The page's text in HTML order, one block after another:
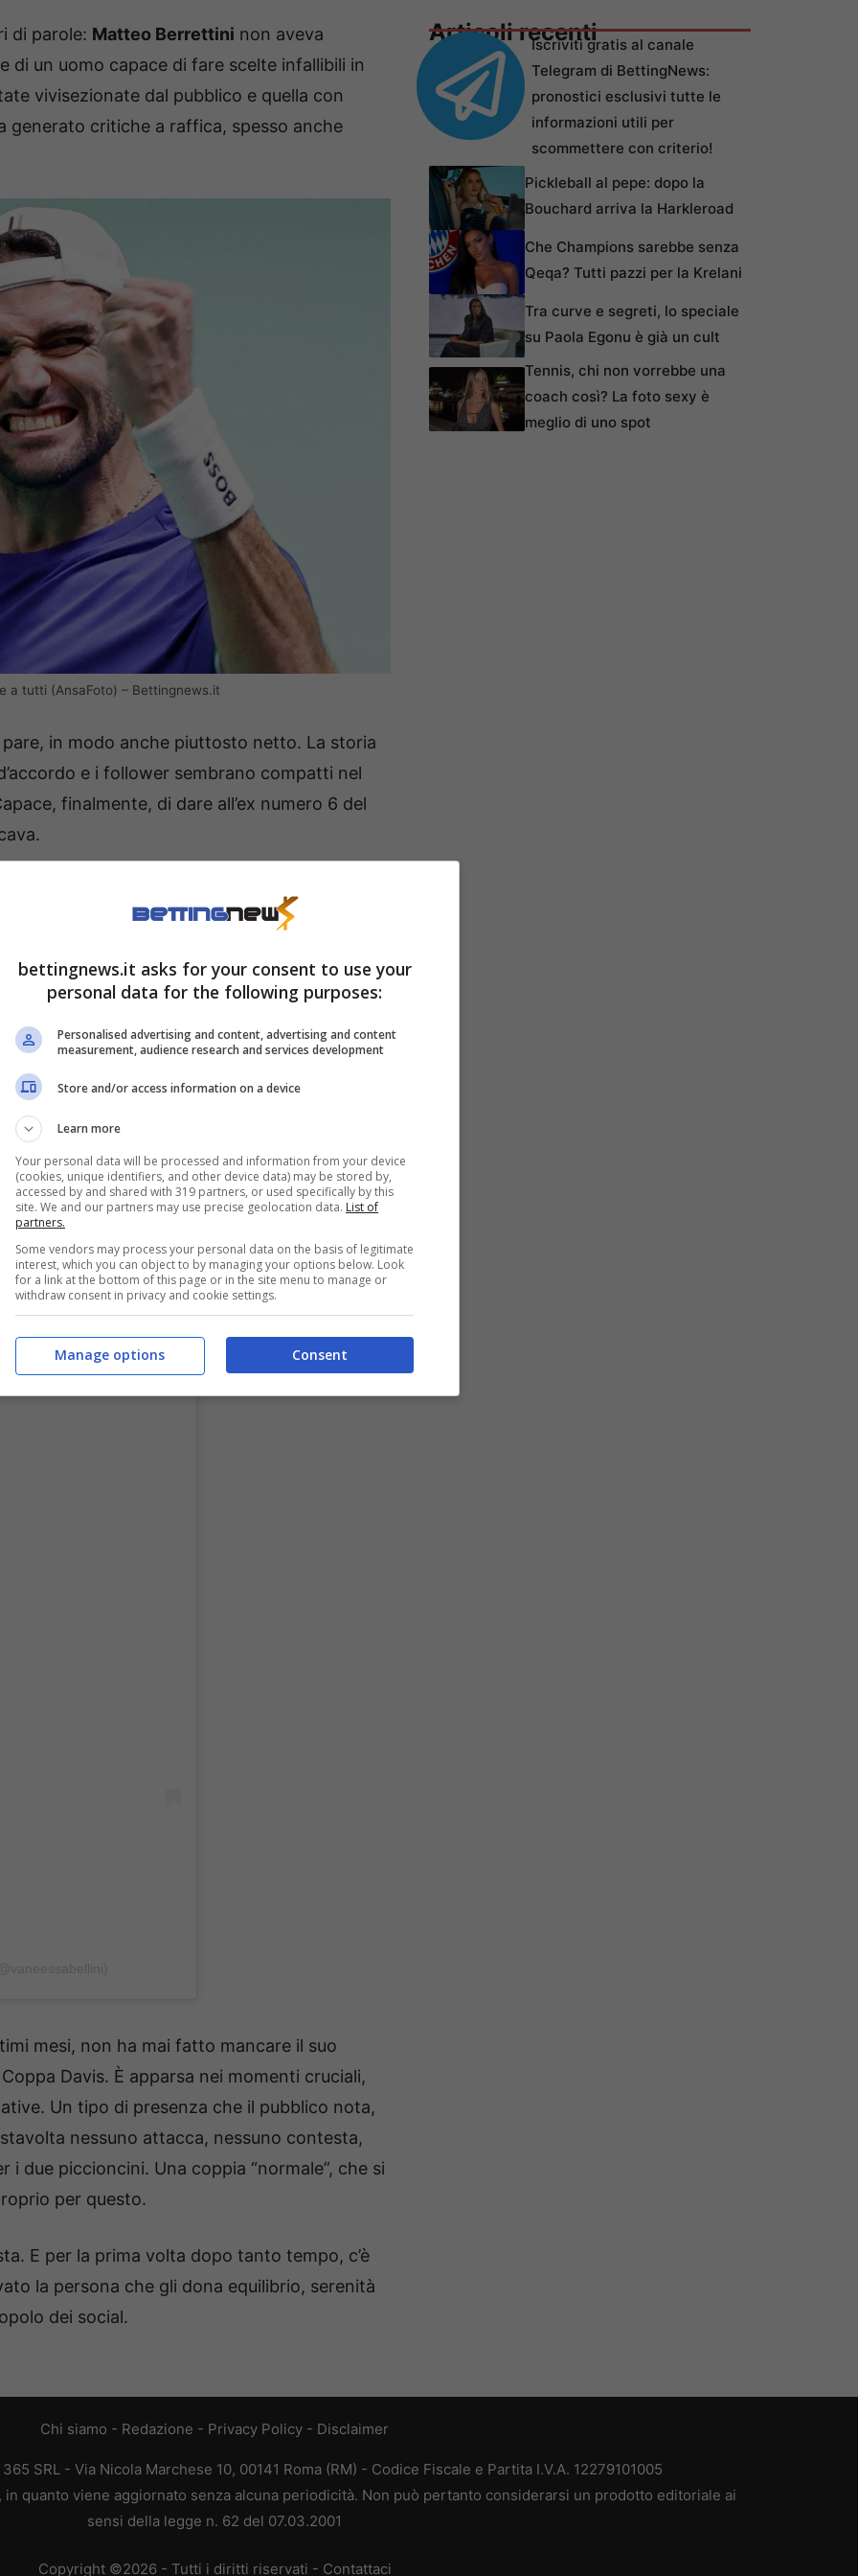
di parole: Matteo Berrettini non aveva
di un uomo capace di fare scelte infallibili in
vivisezionate dal pubblico e quella con
generato critiche a raffica, spesso anche
a tutti (AnsaFoto) – Bettingnews.it
in modo anche piuttosto netto. La storia
e i follower sembrano compatti nel
finalmente, di dare all’ex numero 6 del
con il romano, stavolta si sta sprecando con
e un refrain ricorrente: “Insieme sono
un retroscena molto curioso.
l’equilibrio con
una delle tre tappe milanesi di
una Vanessa scatenata che
ha fatto sorridere tutti:“O questo
perfettamente il mood della coppia,
presenza costante.
mesi, non ha mai fatto mancare il suo
Davis. È apparsa nei momenti cruciali,
Un tipo di presenza che il pubblico nota,
nessuno attacca, nessuno contesta,
i due piccioncini. Una coppia “normale”, che si
per questo.
E per la prima volta dopo tanto tempo, c’è
la persona che gli dona equilibrio, serenità
dei social.
Articoli recentiIscriviti gratis al canale
Telegram di BettingNews:
pronostici esclusivi tutte le
informazioni utili per
scommettere con criterio!
Pickleball al pepe: dopo la
Bouchard arriva la Harkleroad
Che Champions sarebbe senza
Qeqa? Tutti pazzi per la Krelani
Tra curve e segreti, lo speciale
su Paola Egonu è già un cult
Tennis, chi non vorrebbe una
coach così? La foto sexy è
meglio di uno spot
Chi siamo - Redazione - Privacy Policy - Disclaimer
SRL - Via Nicola Marchese 10, 00141 Roma (RM) - Codice Fiscale e Partita I.V.A. 12279101005
quanto viene aggiornato senza alcuna periodicità. Non può pertanto considerarsi un prodotto editoriale ai
sensi della legge n. 62 del 07.03.2001
Copyright ©2026 - Tutti i diritti riservati - Contattaci
bettingnews.it asks for your consent to use your
personal data for the following purposes:
Personalised advertising and content, advertising and content
measurement, audience research and services development
Store and/or access information on a device
Learn more
Your personal data will be processed and information from your device
(cookies, unique identifiers, and other device data) may be stored by,
accessed by and shared with 319 partners, or used specifically by this
site. We and our partners may use precise geolocation data. List of
partners.
Some vendors may process your personal data on the basis of legitimate
interest, which you can object to by managing your options below. Look
for a link at the bottom of this page or in the site menu to manage or
withdraw consent in privacy and cookie settings.
Consent
Manage options